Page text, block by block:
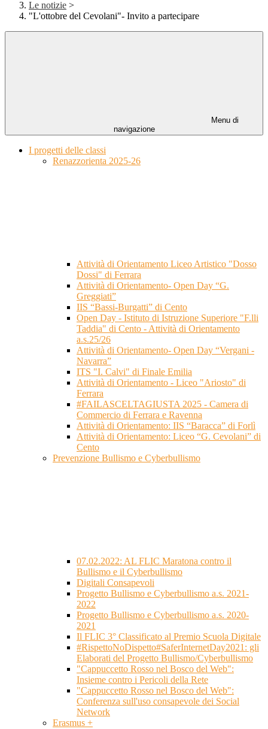
Le notizie >
"L'ottobre del Cevolani"- Invito a partecipare
Menu di
navigazione
I progetti delle classi
Renazzorienta 2025-26
Attività di Orientamento Liceo Artistico "Dosso
Dossi" di Ferrara
Attività di Orientamento- Open Day “G.
Greggiati”
IIS “Bassi-Burgatti” di Cento
Open Day - Istituto di Istruzione Superiore "F.lli
Taddia" di Cento - Attività di Orientamento
a.s.25/26
Attività di Orientamento- Open Day “Vergani -
Navarra”
ITS "I. Calvi" di Finale Emilia
Attività di Orientamento - Liceo "Ariosto" di
Ferrara
#FAILASCELTAGIUSTA 2025 - Camera di
Commercio di Ferrara e Ravenna
Attività di Orientamento: IIS “Baracca” di Forlì
Attività di Orientamento: Liceo “G. Cevolani” di
Cento
Prevenzione Bullismo e Cyberbullismo
07.02.2022: AL FLIC Maratona contro il
Bullismo e il Cyberbullismo
Digitali Consapevoli
Progetto Bullismo e Cyberbullismo a.s. 2021-
2022
Progetto Bullismo e Cyberbullismo a.s. 2020-
2021
Il FLIC 3° Classificato al Premio Scuola Digitale
#RispettoNoDispetto#SaferInternetDay2021: gli
Elaborati del Progetto Bullismo/Cyberbullismo
"Cappuccetto Rosso nel Bosco del Web":
Insieme contro i Pericoli della Rete
"Cappuccetto Rosso nel Bosco del Web":
Conferenza sull'uso consapevole dei Social
Network
Erasmus +